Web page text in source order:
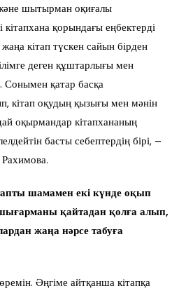
шытырман оқиғалы
қорындағы еңбектерді
кітап түскен сайын бірден
деген құштарлығы мен
Сонымен қатар басқа
кітап оқудың қызығы мен мәнін
оқырмандар кітапхананың
басты себептердің бірі, –
шамамен екі күнде оқып
шығарманы қайтадан қолға алып,
жаңа нәрсе табуға
Әңгіме айтқанша кітапқа